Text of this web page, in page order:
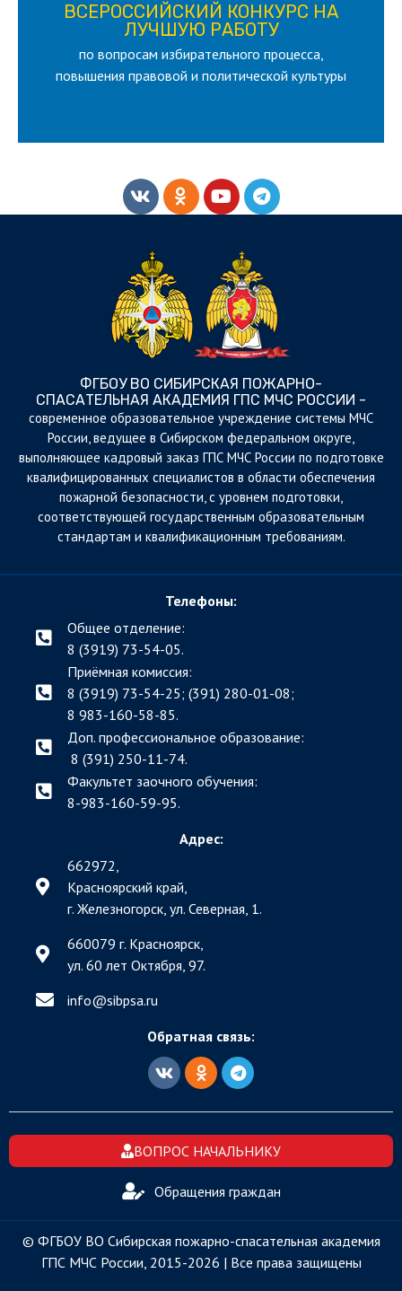
ВСЕРОССИЙСКИЙ КОНКУРС НА
ЛУЧШУЮ РАБОТУ
по вопросам избирательного процесса,
повышения правовой и политической культуры
ВСЕРОССИЙСКИЙ КОНКУРС НА
ЛУЧШУЮ РАБОТУ
для лица старше 18 и моложе 35 лет
ФГБОУ ВО СИБИРСКАЯ ПОЖАРНО-
СПАСАТЕЛЬНАЯ АКАДЕМИЯ ГПС МЧС РОССИИ -
cовременное образовательное учреждение системы МЧС
России, ведущее в Сибирском федеральном округе,
выполняющее кадровый заказ ГПС МЧС России по подготовке
квалифицированных специалистов в области обеспечения
пожарной безопасности, с уровнем подготовки,
соответствующей государственным образовательным
стандартам и квалификационным требованиям.
Телефоны:
Общее отделение:
8 (3919) 73-54-05.
Приёмная комиссия:
8 (3919) 73-54-25; (391) 280-01-08;
8 983-160-58-85.
Доп. профессиональное образование:
8 (391) 250-11-74.
Факультет заочного обучения:
8-983-160-59-95.
Адрес:
662972,
Красноярский край,
г. Железногорск, ул. Северная, 1.
660079 г. Красноярск,
ул. 60 лет Октября, 97.
info@sibpsa.ru
Обратная связь:
ВОПРОС НАЧАЛЬНИКУ
Обращения граждан
© ФГБОУ ВО Сибирская пожарно-спасательная академия
ГПС МЧС России, 2015-2026 | Все права защищены